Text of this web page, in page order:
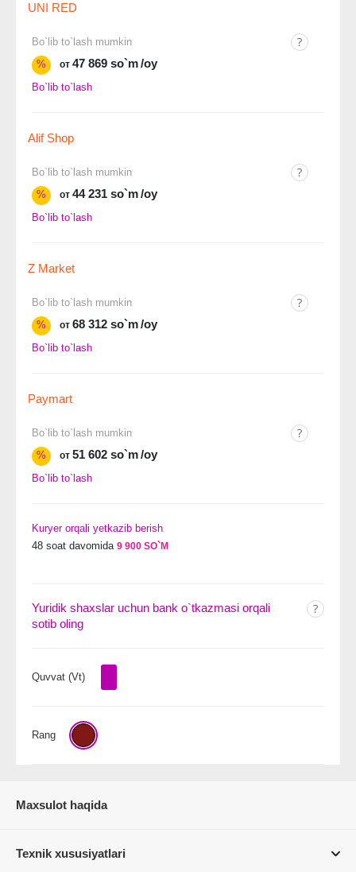
UNI RED
Bo`lib to`lash mumkin
%
от 47 869 so`m/oy
Bo`lib to`lash
Alif Shop
Bo`lib to`lash mumkin
%
от 44 231 so`m/oy
Bo`lib to`lash
Z Market
Bo`lib to`lash mumkin
%
от 68 312 so`m/oy
Bo`lib to`lash
Paymart
Bo`lib to`lash mumkin
%
от 51 602 so`m/oy
Bo`lib to`lash
Kuryer orqali yetkazib berish
48 soat davomida 9 900 SO`M
Yuridik shaxslar uchun bank o`tkazmasi orqali
sotib oling
Quvvat (Vt)
Rang
Maxsulot haqida
Texnik xususiyatlari